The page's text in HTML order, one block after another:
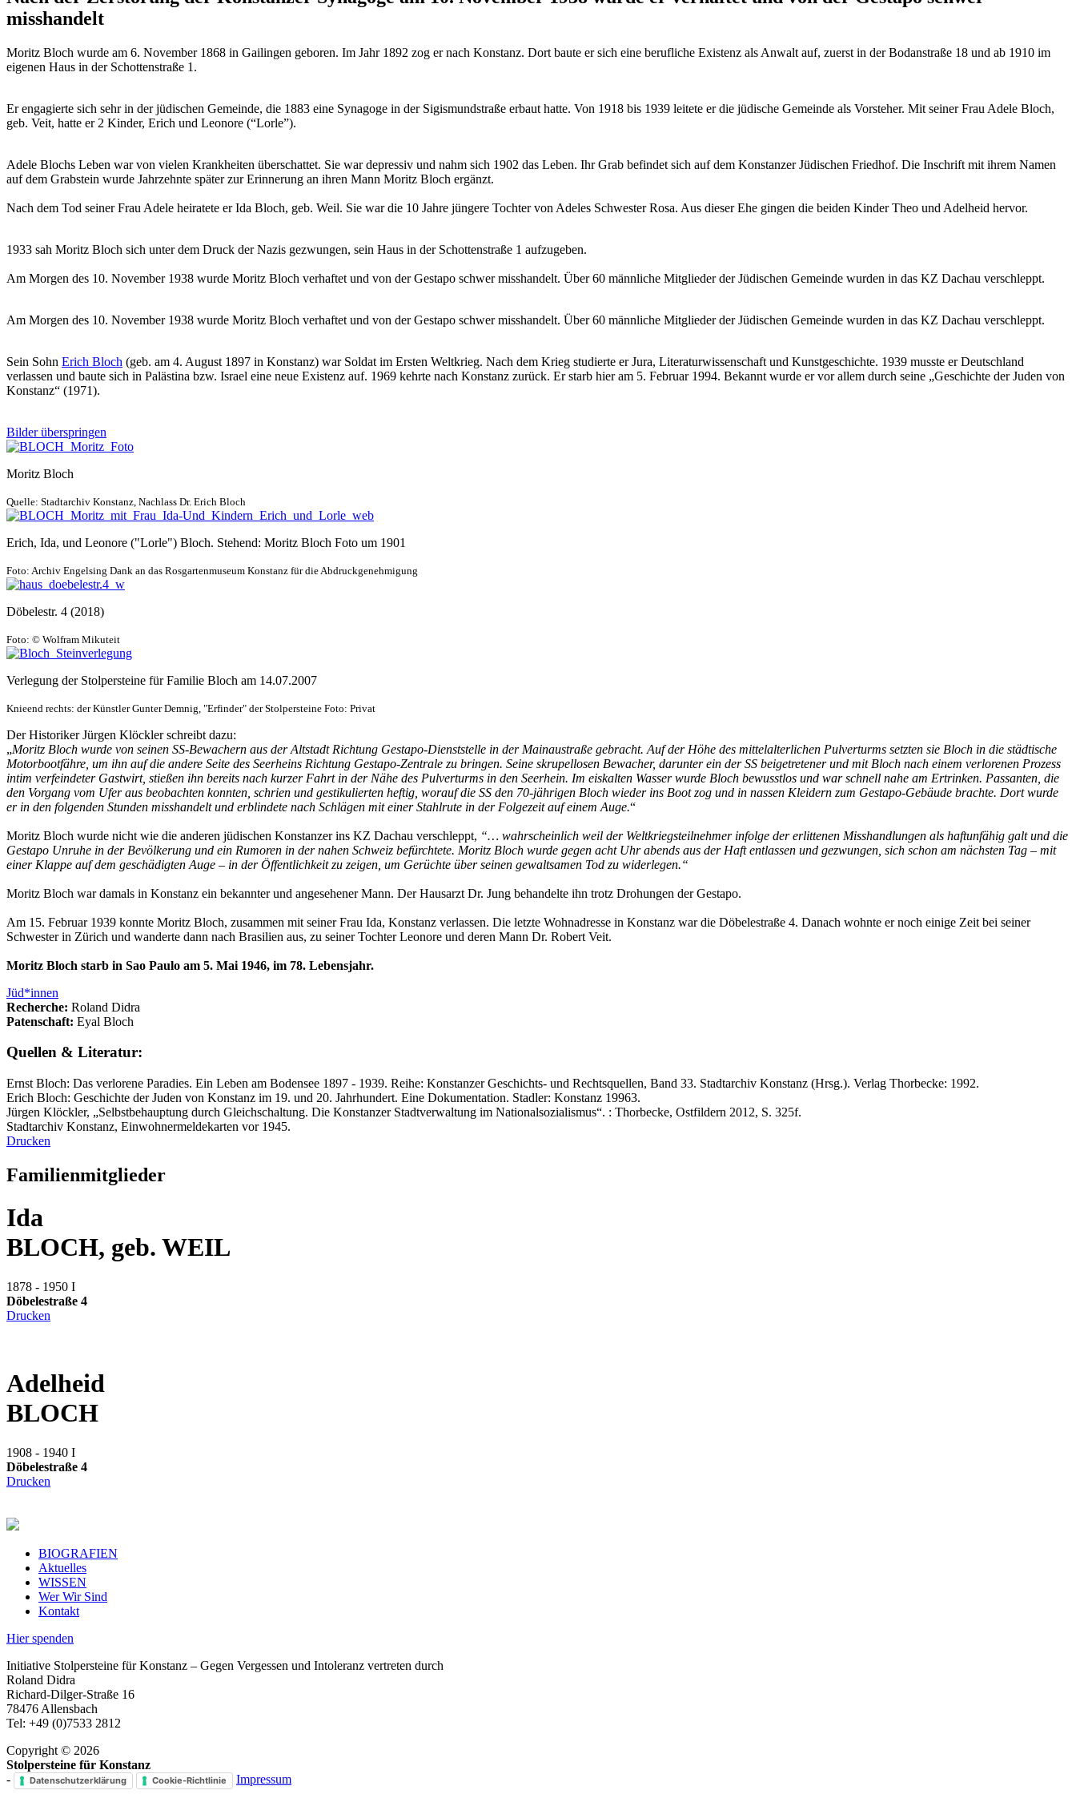
misshandelt
Moritz Bloch wurde am 6. November 1868 in Gailingen geboren. Im Jahr 1892 zog er nach Konstanz. Dort baute er sich eine berufliche Existenz als Anwalt auf, zuerst in der Bodanstraße 18 und ab 1910 im
eigenen Haus in der Schottenstraße 1.
Er engagierte sich sehr in der jüdischen Gemeinde, die 1883 eine Synagoge in der Sigismundstraße erbaut hatte. Von 1918 bis 1939 leitete er die jüdische Gemeinde als Vorsteher. Mit seiner Frau Adele Bloch,
geb. Veit, hatte er 2 Kinder, Erich und Leonore (“Lorle”).
Adele Blochs Leben war von vielen Krankheiten überschattet. Sie war depressiv und nahm sich 1902 das Leben. Ihr Grab befindet sich auf dem Konstanzer Jüdischen Friedhof. Die Inschrift mit ihrem Namen
auf dem Grabstein wurde Jahrzehnte später zur Erinnerung an ihren Mann Moritz Bloch ergänzt.
Nach dem Tod seiner Frau Adele heiratete er Ida Bloch, geb. Weil. Sie war die 10 Jahre jüngere Tochter von Adeles Schwester Rosa. Aus dieser Ehe gingen die beiden Kinder Theo und Adelheid hervor.
1933 sah Moritz Bloch sich unter dem Druck der Nazis gezwungen, sein Haus in der Schotten­straße 1 aufzugeben.
Am Morgen des 10. November 1938 wurde Moritz Bloch verhaftet und von der Gestapo schwer misshandelt. Über 60 männliche Mitglieder der Jüdischen Gemeinde wurden in das KZ Dachau verschleppt.
Am Morgen des 10. November 1938 wurde Moritz Bloch verhaftet und von der Gestapo schwer misshandelt. Über 60 männliche Mitglieder der Jüdischen Gemeinde wurden in das KZ Dachau verschleppt.
Sein Sohn Erich Bloch (geb. am 4. August 1897 in Konstanz) war Soldat im Ersten Weltkrieg. Nach dem Krieg studierte er Jura, Literaturwissenschaft und Kunstgeschichte. 1939 musste er Deutschland
verlassen und baute sich in Palästina bzw. Israel eine neue Existenz auf. 1969 kehrte nach Konstanz zurück. Er starb hier am 5. Februar 1994. Bekannt wurde er vor allem durch seine „Geschichte der Juden von
Konstanz“ (1971).
Bilder überspringen
Moritz Bloch
Quelle: Stadtarchiv Konstanz, Nachlass Dr. Erich Bloch
Erich, Ida, und Leonore ("Lorle") Bloch. Stehend: Moritz Bloch Foto um 1901
Foto: Archiv Engelsing Dank an das Rosgartenmuseum Konstanz für die Abdruckgenehmigung
Döbelestr. 4 (2018)
Foto: © Wolfram Mikuteit
Verlegung der Stolpersteine für Familie Bloch am 14.07.2007
Knieend rechts: der Künstler Gunter Demnig, "Erfinder" der Stolpersteine Foto: Privat
Der Historiker Jürgen Klöckler schreibt dazu:
„Moritz Bloch wurde von seinen SS-Bewachern aus der Altstadt Richtung Gestapo-Dienststelle in der Mainaustraße gebracht. Auf der Höhe des mittel­alterlichen Pulverturms setzten sie Bloch in die städtische
Motorbootfähre, um ihn auf die andere Seite des Seerheins Richtung Gestapo-Zentrale zu bringen. Seine skrupellosen Bewacher, darunter ein der SS beigetretener und mit Bloch nach einem verlorenen Prozess
intim verfeindeter Gastwirt, stießen ihn bereits nach kurzer Fahrt in der Nähe des Pulverturms in den Seerhein. Im eiskalten Wasser wurde Bloch bewusstlos und war schnell nahe am Ertrinken. Passanten, die
den Vorgang vom Ufer aus beobachten konnten, schrien und gestikulierten heftig, worauf die SS den 70-jährigen Bloch wieder ins Boot zog und in nassen Kleidern zum Gestapo-Gebäude brachte. Dort wurde
er in den folgenden Stunden misshandelt und erblindete nach Schlägen mit einer Stahlrute in der Folgezeit auf einem Auge.“
Moritz Bloch wurde nicht wie die anderen jüdischen Konstanzer ins KZ Dachau verschleppt, “… wahr­scheinlich weil der Weltkriegsteilnehmer infolge der erlittenen Misshandlungen als haftunfähig galt und die
Gestapo Unruhe in der Bevölkerung und ein Rumoren in der nahen Schweiz befürchtete. Moritz Bloch wurde gegen acht Uhr abends aus der Haft entlassen und gezwungen, sich schon am nächsten Tag – mit
einer Klappe auf dem geschädigten Auge – in der Öffentlichkeit zu zeigen, um Gerüchte über seinen gewaltsamen Tod zu widerlegen.“
Moritz Bloch war damals in Konstanz ein bekannter und angesehener Mann. Der Hausarzt Dr. Jung behandelte ihn trotz Drohungen der Gestapo.
Am 15. Februar 1939 konnte Moritz Bloch, zusammen mit seiner Frau Ida, Konstanz verlassen. Die letzte Wohnadresse in Konstanz war die Döbelestraße 4. Danach wohnte er noch einige Zeit bei seiner
Schwester in Zürich und wanderte dann nach Brasilien aus, zu seiner Tochter Leonore und deren Mann Dr. Robert Veit.
Moritz Bloch starb in Sao Paulo am 5. Mai 1946, im 78. Lebensjahr.
Jüd*innen
Recherche: Roland Didra
Patenschaft: Eyal Bloch
Quellen & Literatur:
Ernst Bloch: Das verlorene Paradies. Ein Leben am Bodensee 1897 - 1939. Reihe: Konstanzer Geschichts- und Rechtsquellen, Band 33. Stadtarchiv Konstanz (Hrsg.). Verlag Thorbecke: 1992.
Erich Bloch: Geschichte der Juden von Konstanz im 19. und 20. Jahrhundert. Eine Dokumentation. Stadler: Konstanz 19963.
Jürgen Klöckler, „Selbstbehauptung durch Gleichschaltung. Die Konstanzer Stadtverwaltung im Nationalsozialismus“. : Thorbecke, Ostfildern 2012, S. 325f.
Stadtarchiv Konstanz, Einwohnermeldekarten vor 1945.
Drucken
Familienmitglieder
Ida
BLOCH, geb. WEIL
1878 - 1950 I
Döbelestraße 4
Drucken
Adelheid
BLOCH
1908 - 1940 I
Döbelestraße 4
Drucken
BIOGRAFIEN
Aktuelles
WISSEN
Wer Wir Sind
Kontakt
Hier spenden
Initiative Stolpersteine für Konstanz – Gegen Vergessen und Intoleranz vertreten durch
Roland Didra
Richard-Dilger-Straße 16
78476 Allensbach
Tel: +49 (0)7533 2812
Copyright © 2026
Stolpersteine für Konstanz
-
Datenschutzerklärung Cookie-Richtlinie Impressum